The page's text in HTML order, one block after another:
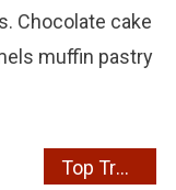
Chocolate cake
muffin pastry
Top Trending Software For 2023